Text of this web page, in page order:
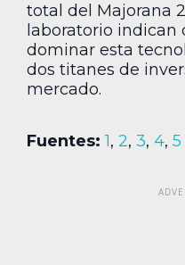
total del Majorana
laboratorio indican
dominar esta
dos titanes de
mercado.
Fuentes: 1, 2, 3, 4, 5